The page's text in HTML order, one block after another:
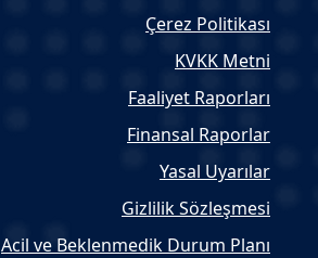
Çerez Politikası
KVKK Metni
Faaliyet Raporları
Finansal Raporlar
Yasal Uyarılar
Gizlilik Sözleşmesi
Acil ve Beklenmedik Durum Planı